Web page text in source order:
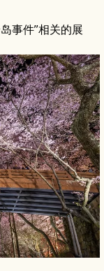
事件”相关的展